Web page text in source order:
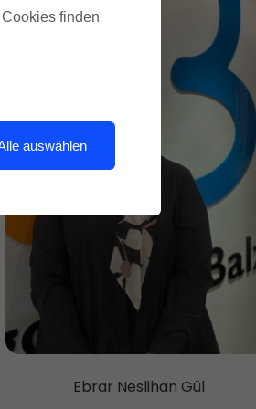
Sprachförderung/ Behandlung
von Kindern in Grundschulen/
Privathaushalten
Behandlung von neurologischen
Erkrankungen Dysphagien und
neurogener Störungen (Aphasie,
Dysarthrie, buccofaciale und
Sprechapraxien; Facialisparesen)
Myofunktionelle Störungen zur
Unterstützung
kieferorthopädischer
Behandlungen
Ebrar Neslihan Gül
finden
auswählen